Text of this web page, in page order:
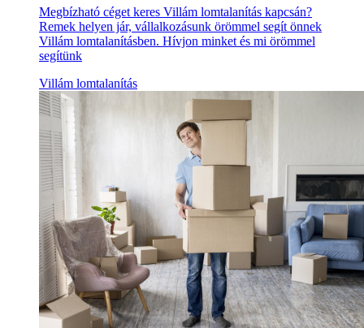
Megbízható céget keres Villám lomtalanítás kapcsán?
Remek helyen jár, vállalkozásunk örömmel segít önnek
Villám lomtalanításben. Hívjon minket és mi örömmel
segítünk
Villám lomtalanítás